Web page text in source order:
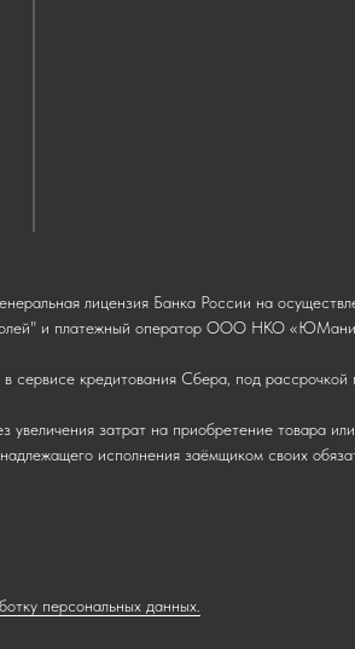
лицензия Банка России на
и платежный оператор ООО НКО «ЮМани»
сервисе кредитования Сбера, под рассрочкой
затрат на приобретение товара
исполнения заёмщиком своих
персональных данных.